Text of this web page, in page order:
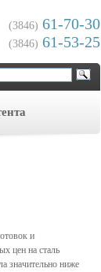
(3846) 61-70-30
(3846) 61-53-25
и
цен на сталь
значительно ниже